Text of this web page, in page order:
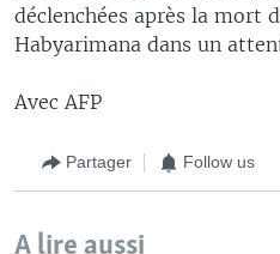
déclenchées après la mort
Habyarimana dans un
Avec AFP
Partager Follow us
A lire aussi